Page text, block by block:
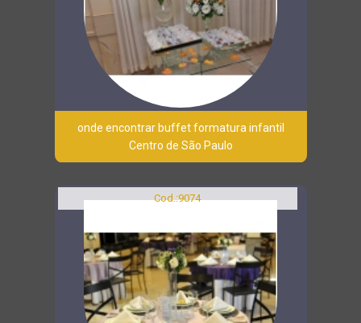
onde encontrar buffet formatura infantil
Centro de São Paulo
Cod.:9074